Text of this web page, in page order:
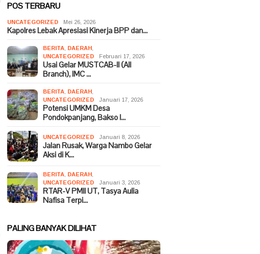
POS TERBARU
UNCATEGORIZED Mei 26, 2026
Kapolres Lebak Apresiasi Kinerja BPP dan…
BERITA DAERAH
UNCATEGORIZED
Februari 17, 2026
Usai Gelar MUSTCAB-II (All
Branch), IMC …
BERITA DAERAH
UNCATEGORIZED
Januari 17, 2026
Potensi UMKM Desa
Pondokpanjang, Bakso I…
UNCATEGORIZED Januari 8, 2026
Jalan Rusak, Warga Nambo Gelar
Aksi di K…
BERITA DAERAH
UNCATEGORIZED
Januari 3, 2026
RTAR-V PMII UT, Tasya Aulia
Nafisa Terpi…
PALING BANYAK DILIHAT